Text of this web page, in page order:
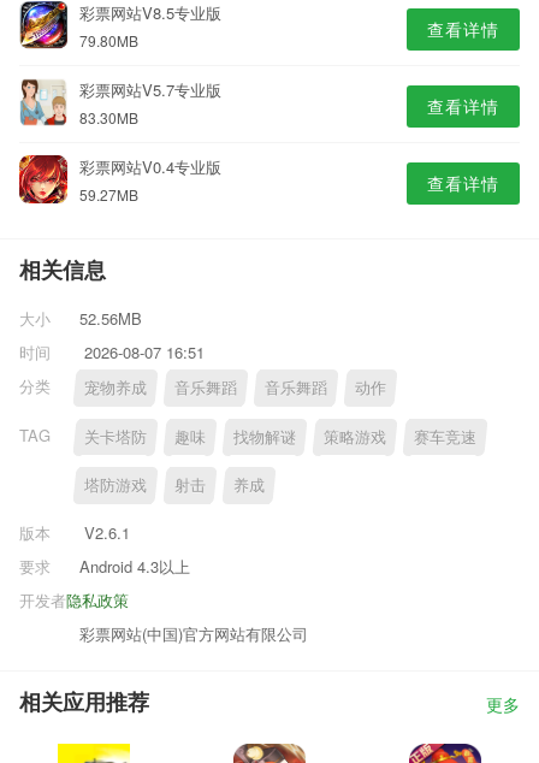
彩票网站V8.5专业版
79.80MB 查看详情
彩票网站V5.7专业版
83.30MB 查看详情
彩票网站V0.4专业版
59.27MB 查看详情
相关信息
大小
52.56MB
时间
2026-08-07 16:51
分类
宠物养成 音乐舞蹈 音乐舞蹈 动作
TAG 关卡塔防 趣味 找物解谜 策略游戏 赛车竞速
塔防游戏 射击 养成
版本
V2.6.1
要求
Android 4.3以上
隐私政策
开发者
彩票网站(中国)官方网站有限公司
相关应用推荐 更多